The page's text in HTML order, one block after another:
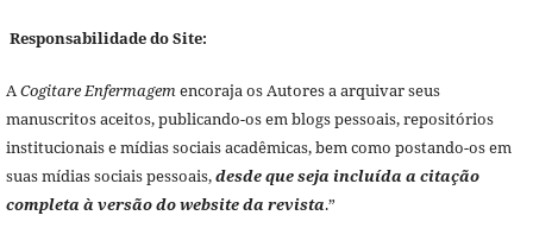
Responsabilidade do Site:
ACogitare Enfermagemencoraja os Autores a arquivar seus
manuscritos aceitos, publicando-os em blogs pessoais, repositórios
institucionais e mídias sociais acadêmicas, bem como postando-os em
suas mídias sociais pessoais,desde que seja incluída a citação
completa à versão do website da revista.”